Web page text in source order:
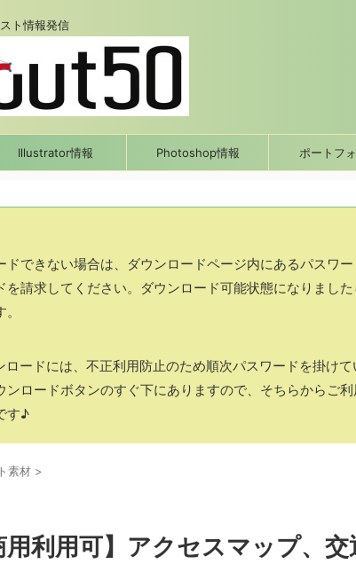
ト情報発信
Illustrator情報 Photoshop情報 ポートフ
ドできない場合は、ダウンロードページ内にあるパスワ
を請求してください。ダウンロード可能状態になりまし
ロードには、不正利用防止のため順次パスワードを掛けて
ンロードボタンのすぐ下にありますので、そちらからご利
す♪
素材 >
用利用可】アクセスマップ、